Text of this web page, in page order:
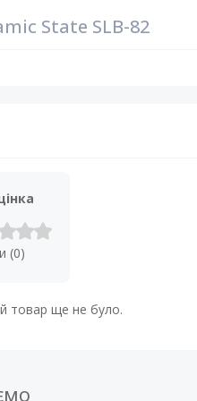
State SLB-82
(0)
товар ще не було.